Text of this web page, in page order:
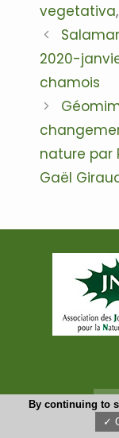
vegetativa,
Navigation
des
articles
2020-
chamois
nature par
Gaël
By continuing to
✓